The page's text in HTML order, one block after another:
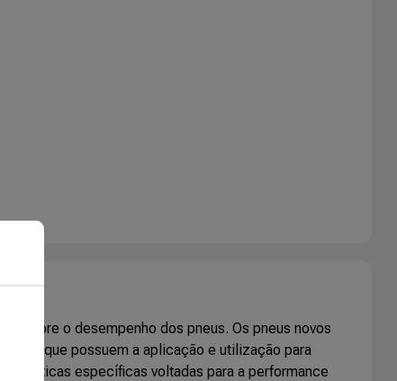
sobre o desempenho dos pneus. Os pneus novos
que possuem a aplicação e utilização para
específicas voltadas para a performance